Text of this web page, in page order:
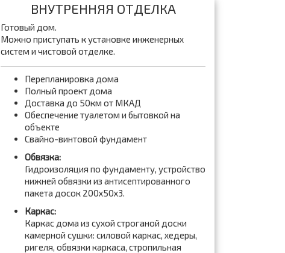
ВНУТРЕННЯЯ ОТДЕЛКА
Готовый дом.
Можно приступать к установке инженерных
систем и чистовой отделке.
Перепланировка дома
Полный проект дома
Доставка до 50км от МКАД
Обеспечение туалетом и бытовкой на
объекте
Свайно-винтовой фундамент
Обвязка:
Гидроизоляция по фундаменту, устройство
нижней обвязки из антисептированного
пакета досок 200x50x3.
Каркас:
Каркас дома из сухой строганой доски
камерной сушки: силовой каркас, хедеры,
ригеля, обвязки каркаса, стропильная